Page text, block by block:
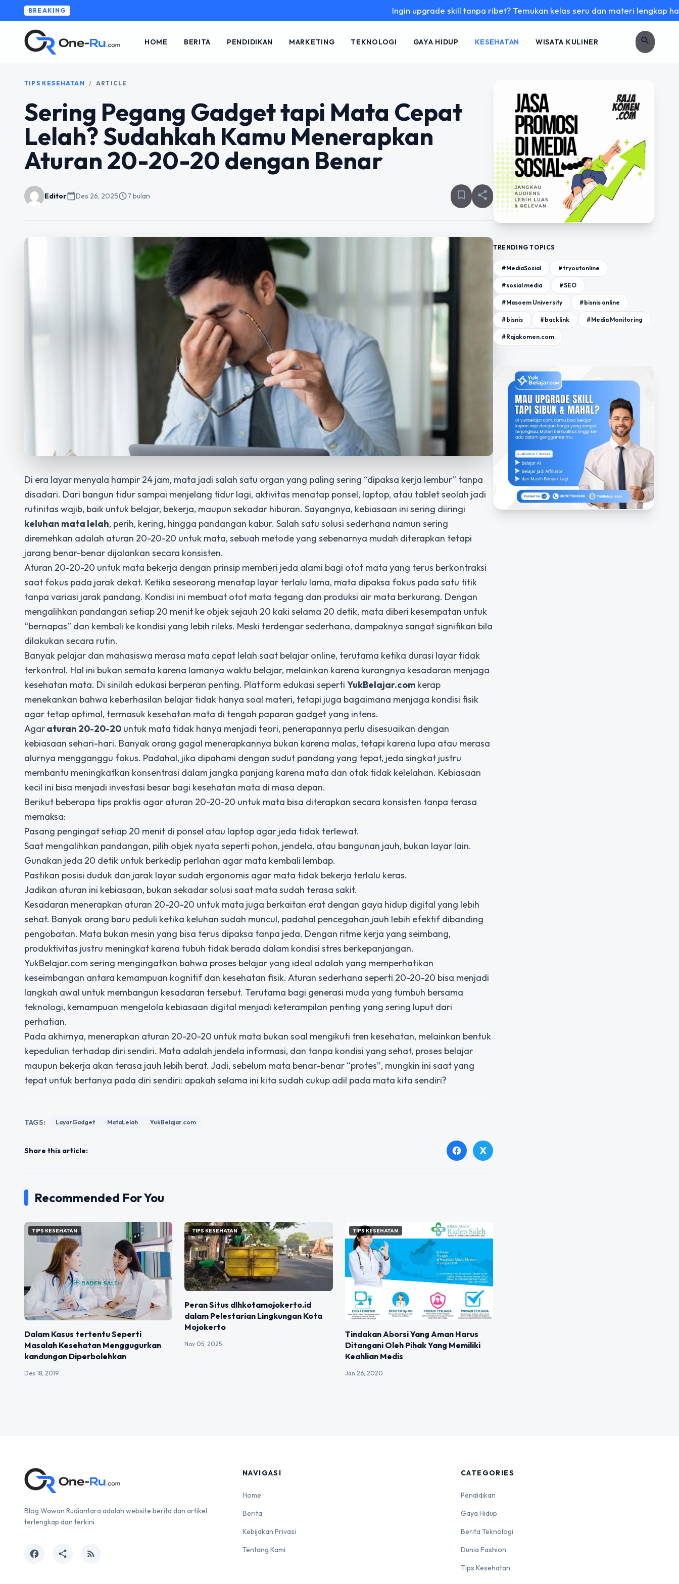
BREAKING Ingin upgrade skill tanpa ribet? Temukan kelas seru dan materi lengkap hanya di
HOME BERITA PENDIDIKAN MARKETING TEKNOLOGI GAYA HIDUP KESEHATAN WISATA KULINER search
TIPS KESEHATAN / ARTICLE
Sering Pegang Gadget tapi Mata Cepat
Lelah? Sudahkah Kamu Menerapkan
Aturan 20-20-20 dengan Benar
Editorcalendar_todayDes 26, 2025schedule7 bulan bookmark_border share
Di era layar menyala hampir 24 jam, mata jadi salah satu organ yang paling sering “dipaksa kerja lembur” tanpa
disadari. Dari bangun tidur sampai menjelang tidur lagi, aktivitas menatap ponsel, laptop, atau tablet seolah jadi
rutinitas wajib, baik untuk belajar, bekerja, maupun sekadar hiburan. Sayangnya, kebiasaan ini sering diiringi
keluhan mata lelah, perih, kering, hingga pandangan kabur. Salah satu solusi sederhana namun sering
diremehkan adalah aturan 20-20-20 untuk mata, sebuah metode yang sebenarnya mudah diterapkan tetapi
jarang benar-benar dijalankan secara konsisten.
Aturan 20-20-20 untuk mata bekerja dengan prinsip memberi jeda alami bagi otot mata yang terus berkontraksi
saat fokus pada jarak dekat. Ketika seseorang menatap layar terlalu lama, mata dipaksa fokus pada satu titik
tanpa variasi jarak pandang. Kondisi ini membuat otot mata tegang dan produksi air mata berkurang. Dengan
mengalihkan pandangan setiap 20 menit ke objek sejauh 20 kaki selama 20 detik, mata diberi kesempatan untuk
“bernapas” dan kembali ke kondisi yang lebih rileks. Meski terdengar sederhana, dampaknya sangat signifikan bila
dilakukan secara rutin.
Banyak pelajar dan mahasiswa merasa mata cepat lelah saat belajar online, terutama ketika durasi layar tidak
terkontrol. Hal ini bukan semata karena lamanya waktu belajar, melainkan karena kurangnya kesadaran menjaga
kesehatan mata. Di sinilah edukasi berperan penting. Platform edukasi seperti YukBelajar.com kerap
menekankan bahwa keberhasilan belajar tidak hanya soal materi, tetapi juga bagaimana menjaga kondisi fisik
agar tetap optimal, termasuk kesehatan mata di tengah paparan gadget yang intens.
Agaraturan 20-20-20 untuk mata tidak hanya menjadi teori, penerapannya perlu disesuaikan dengan
kebiasaan sehari-hari. Banyak orang gagal menerapkannya bukan karena malas, tetapi karena lupa atau merasa
alurnya mengganggu fokus. Padahal, jika dipahami dengan sudut pandang yang tepat, jeda singkat justru
membantu meningkatkan konsentrasi dalam jangka panjang karena mata dan otak tidak kelelahan. Kebiasaan
kecil ini bisa menjadi investasi besar bagi kesehatan mata di masa depan.
Berikut beberapa tips praktis agar aturan 20-20-20 untuk mata bisa diterapkan secara konsisten tanpa terasa
memaksa:
Pasang pengingat setiap 20 menit di ponsel atau laptop agar jeda tidak terlewat.
Saat mengalihkan pandangan, pilih objek nyata seperti pohon, jendela, atau bangunan jauh, bukan layar lain.
Gunakan jeda 20 detik untuk berkedip perlahan agar mata kembali lembap.
Pastikan posisi duduk dan jarak layar sudah ergonomis agar mata tidak bekerja terlalu keras.
Jadikan aturan ini kebiasaan, bukan sekadar solusi saat mata sudah terasa sakit.
Kesadaran menerapkan aturan 20-20-20 untuk mata juga berkaitan erat dengan gaya hidup digital yang lebih
sehat. Banyak orang baru peduli ketika keluhan sudah muncul, padahal pencegahan jauh lebih efektif dibanding
pengobatan. Mata bukan mesin yang bisa terus dipaksa tanpa jeda. Dengan ritme kerja yang seimbang,
produktivitas justru meningkat karena tubuh tidak berada dalam kondisi stres berkepanjangan.
YukBelajar.com sering mengingatkan bahwa proses belajar yang ideal adalah yang memperhatikan
keseimbangan antara kemampuan kognitif dan kesehatan fisik. Aturan sederhana seperti 20-20-20 bisa menjadi
langkah awal untuk membangun kesadaran tersebut. Terutama bagi generasi muda yang tumbuh bersama
teknologi, kemampuan mengelola kebiasaan digital menjadi keterampilan penting yang sering luput dari
perhatian.
Pada akhirnya, menerapkan aturan 20-20-20 untuk mata bukan soal mengikuti tren kesehatan, melainkan bentuk
kepedulian terhadap diri sendiri. Mata adalah jendela informasi, dan tanpa kondisi yang sehat, proses belajar
maupun bekerja akan terasa jauh lebih berat. Jadi, sebelum mata benar-benar “protes”, mungkin ini saat yang
tepat untuk bertanya pada diri sendiri: apakah selama ini kita sudah cukup adil pada mata kita sendiri?
TAGS: LayarGadget MataLelah YukBelajar.com
Share this article: facebook X
Recommended For You
TIPS KESEHATAN
Dalam Kasus tertentu Seperti
Masalah Kesehatan Menggugurkan
kandungan Diperbolehkan
Des 18, 2019
TIPS KESEHATAN
Peran Situs dlhkotamojokerto.id
dalam Pelestarian Lingkungan Kota
Mojokerto
Nov 05, 2025
TIPS KESEHATAN
Tindakan Aborsi Yang Aman Harus
Ditangani Oleh Pihak Yang Memiliki
Keahlian Medis
Jan 26, 2020
TRENDING TOPICS
#MediaSosial #tryoutonline
#sosial media #SEO
#Masoem University #bisnis online
#bisnis #backlink #Media Monitoring
#Rajakomen.com
Blog Wawan Rudiantara adalah website berita dan artikel
terlengkap dan terkini
facebook share rss_feed
NAVIGASI
Home
Berita
Kebijakan Privasi
Tentang Kami
CATEGORIES
Pendidikan
Gaya Hidup
Berita Teknologi
Dunia Fashion
Tips Kesehatan